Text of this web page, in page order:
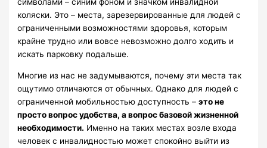
коляски. Это – места, зарезервированные для людей с
ограниченными возможностями здоровья, которым
крайне трудно или вовсе невозможно долго ходить и
искать парковку подальше.
Многие из нас не задумываются, почему эти места так
ощутимо отличаются от обычных. Однако для людей с
ограниченной мобильностью доступность –это не
просто вопрос удобства, а вопрос базовой жизненной
необходимости. Именно на таких местах возле входа
человек с инвалидностью может спокойно выйти из